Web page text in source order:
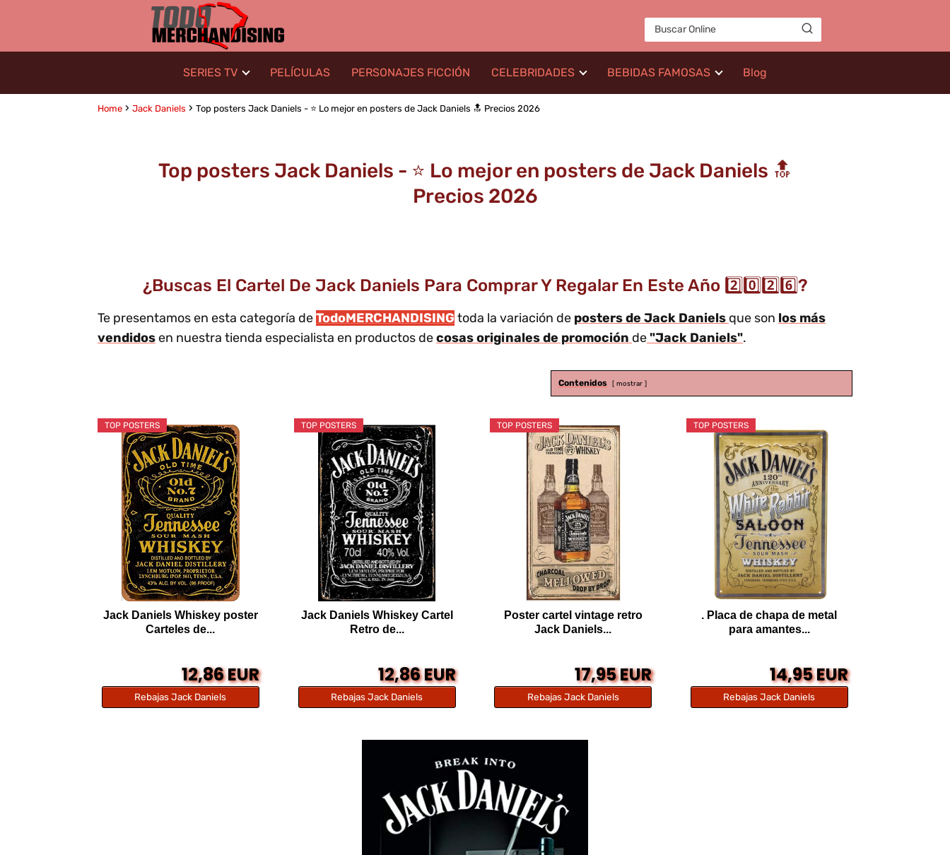
SERIES TV PELÍCULAS PERSONAJES FICCIÓN CELEBRIDADES BEBIDAS FAMOSAS Blog
Home Jack Daniels Top posters Jack Daniels - ⭐️ Lo mejor en posters de Jack Daniels 🔝 Precios 2026
Top posters Jack Daniels - ⭐️ Lo mejor en posters de Jack Daniels 🔝
Precios 2026
¿Buscas El Cartel De Jack Daniels Para Comprar Y Regalar En Este Año 2️⃣0️⃣2️⃣6️⃣?
Te presentamos en esta categoría deTodoMERCHANDISINGtoda la variación de posters de Jack Daniels que son los más
vendidosen nuestra tienda especialista en productos decosas originales de promoción de"Jack Daniels".
Contenidos mostrar
TOP POSTERS
Jack Daniels Whiskey poster
Carteles de...
12,86 EUR
Rebajas Jack Daniels
TOP POSTERS
Jack Daniels Whiskey Cartel
Retro de...
12,86 EUR
Rebajas Jack Daniels
TOP POSTERS
Poster cartel vintage retro
Jack Daniels...
17,95 EUR
Rebajas Jack Daniels
TOP POSTERS
. Placa de chapa de metal
para amantes...
14,95 EUR
Rebajas Jack Daniels